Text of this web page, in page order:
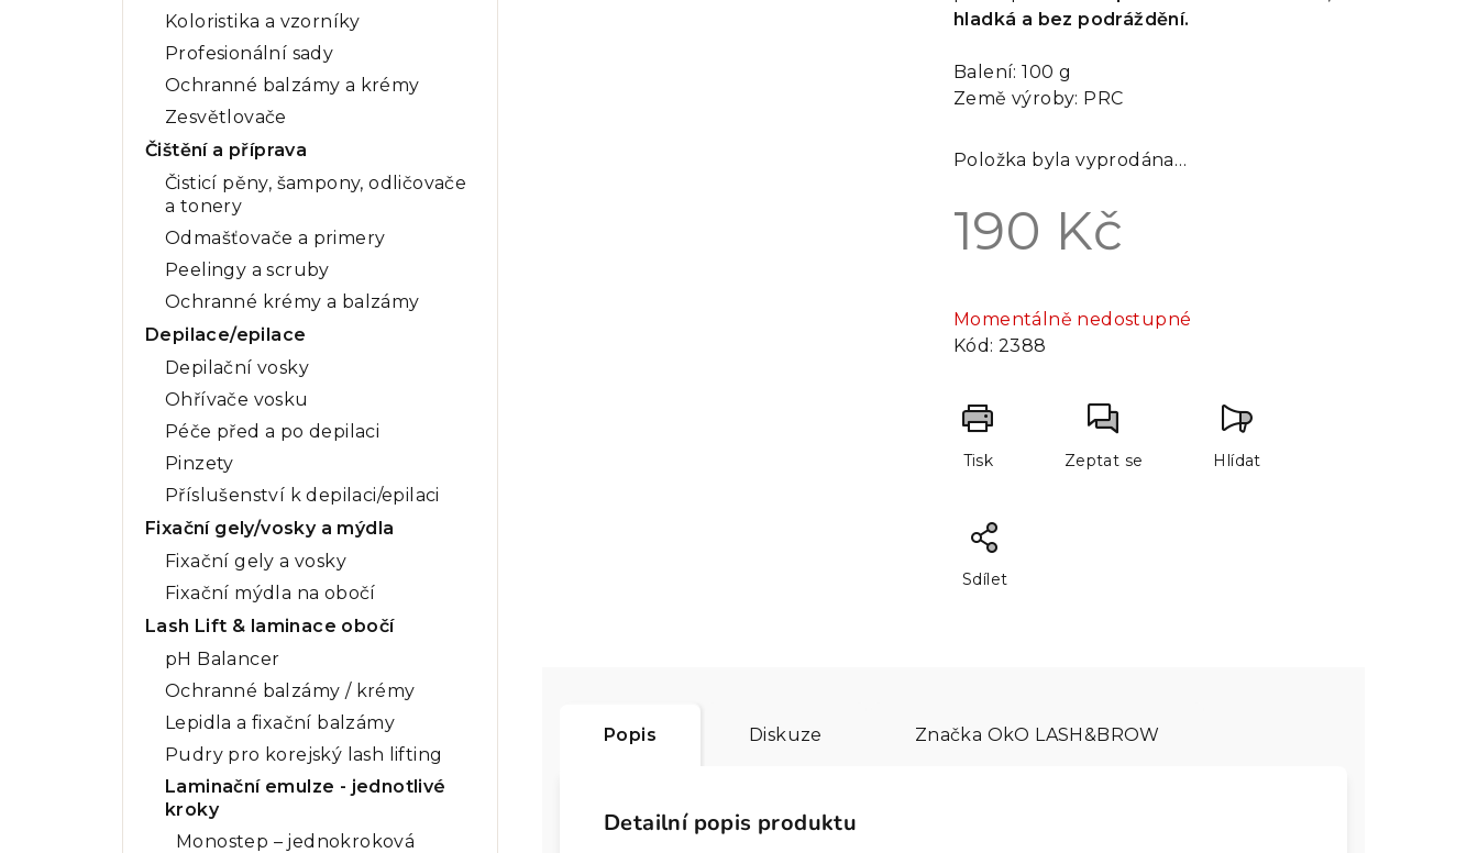
Koloristika a vzorníky
Profesionální sady
Ochranné balzámy a krémy
Zesvětlovače
Čištění a příprava
Čisticí pěny, šampony, odličovače
a tonery
Odmašťovače a primery
Peelingy a scruby
Ochranné krémy a balzámy
Depilace/epilace
Depilační vosky
Ohřívače vosku
Péče před a po depilaci
Pinzety
Příslušenství k depilaci/epilaci
Fixační gely/vosky a mýdla
Fixační gely a vosky
Fixační mýdla na obočí
Lash Lift & laminace obočí
pH Balancer
Ochranné balzámy / krémy
Lepidla a fixační balzámy
Pudry pro korejský lash lifting
Laminační emulze - jednotlivé
kroky
Monostep – jednokroková
hladká a bez podráždění.
Balení: 100 g
Země výroby: PRC
Položka byla vyprodána…
190 Kč
cena:
Momentálně nedostupné
Kód: 2388
Tisk Zeptat se Hlídat
Sdílet
Popis Diskuze Značka OkO LASH&BROW
Detailní popis produktu